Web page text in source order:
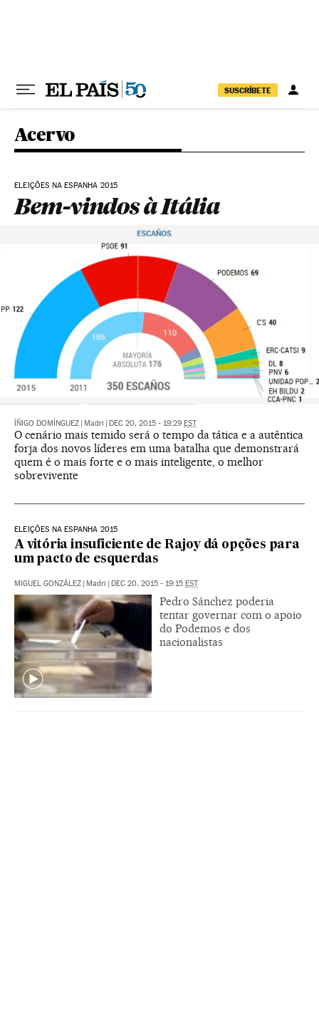
SUSCRÍBETE
Acervo
ELEIÇÕES NA ESPANHA 2015
Bem-vindos à Itália
ÍÑIGO DOMÍNGUEZ Madri DEC 20, 2015 - 19:29 EST
O cenário mais temido será o tempo da tática e a autêntica
forja dos novos líderes em uma batalha que demonstrará
quem é o mais forte e o mais inteligente, o melhor
sobrevivente
ELEIÇÕES NA ESPANHA 2015
A vitória insuficiente de Rajoy dá opções para
um pacto de esquerdas
MIGUEL GONZÁLEZ Madri DEC 20, 2015 - 19:15 EST
Pedro Sánchez poderia
tentar governar com o apoio
do Podemos e dos
nacionalistas